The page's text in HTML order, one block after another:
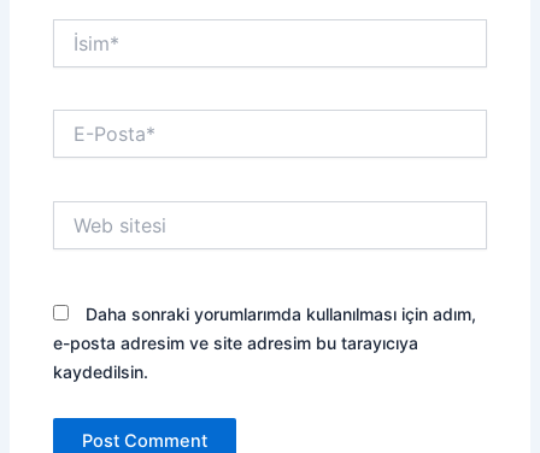
İsim*
Posta*
sitesi
Daha sonraki yorumlarımda kullanılması için adım,
e-posta adresim ve site adresim bu tarayıcıya
kaydedilsin.